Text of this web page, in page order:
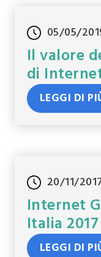
05/05/
Il valore
di
LEGGI DI
20/11/
Internet
Italia 2017
LEGGI DI